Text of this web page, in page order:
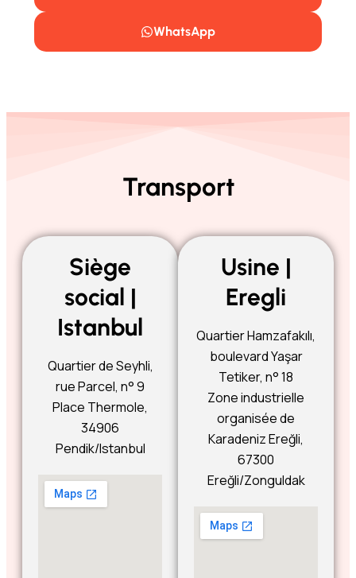
WhatsApp
Transport
Siège
social |
Istanbul
Quartier de Seyhli,
rue Parcel, n° 9
Place Thermole,
34906
Pendik/Istanbul
Usine |
Eregli
Quartier Hamzafakılı,
boulevard Yaşar
Tetiker, n° 18
Zone industrielle
organisée de
Karadeniz Ereğli,
67300
Ereğli/Zonguldak